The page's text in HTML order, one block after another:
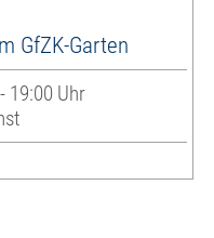
GfZK-Garten
19:00 Uhr